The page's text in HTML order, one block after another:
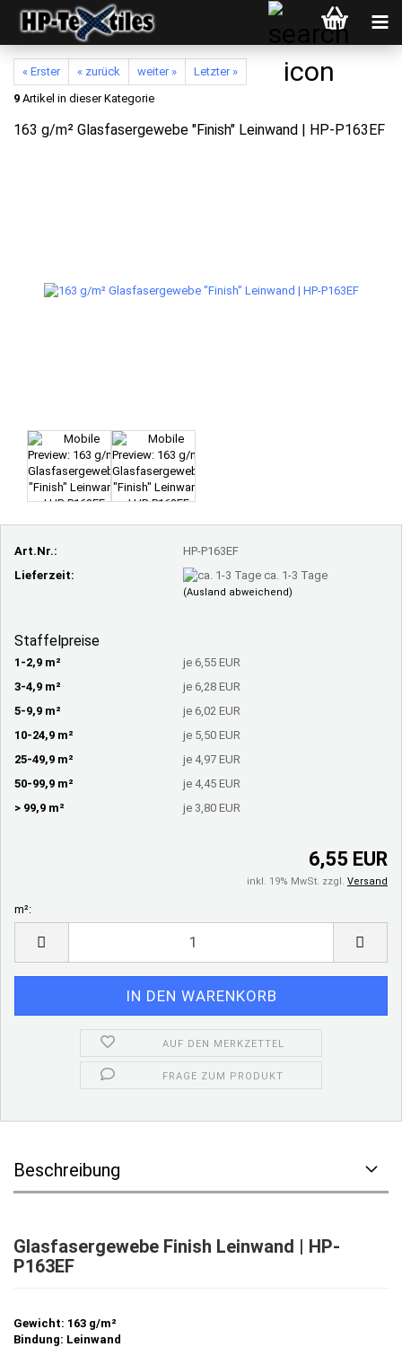
« Erster « zurück weiter »
Letzter »
9 Artikel in dieser Kategorie
163 g/m² Glasfasergewebe "Finish" Leinwand | HP-P163EF
Art.Nr.:
HP-P163EF
Lieferzeit:
ca. 1-3 Tage
(Ausland abweichend)
Staffelpreise
1-2,9 m²
je 6,55 EUR
3-4,9 m²
je 6,28 EUR
5-9,9 m²
je 6,02 EUR
10-24,9 m²
je 5,50 EUR
25-49,9 m²
je 4,97 EUR
50-99,9 m²
je 4,45 EUR
> 99,9 m²
je 3,80 EUR
6,55 EUR
inkl. 19% MwSt. zzgl. Versand
m²:
AUF DEN MERKZETTEL
FRAGE ZUM PRODUKT
Beschreibung
Glasfasergewebe Finish Leinwand | HP-
P163EF
Gewicht: 163 g/m²
Bindung: Leinwand